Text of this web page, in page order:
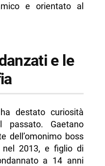
e orientato al
e le
destato curiosità
Gaetano
dell’omonimo boss
nel 2013, e figlio di
a 14 anni